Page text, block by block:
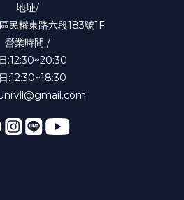
地址/
民權東路六段183號1F
營業時間 /
:12:30~20:30
:12:30~18:30